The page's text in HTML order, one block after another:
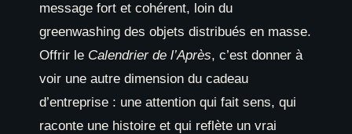
message fort et cohérent, loin du
greenwashing des objets distribués en masse.
Offrir le Calendrier de l’Après, c’est donner à
voir une autre dimension du cadeau
d’entreprise : une attention qui fait sens, qui
raconte une histoire et qui reflète un vrai